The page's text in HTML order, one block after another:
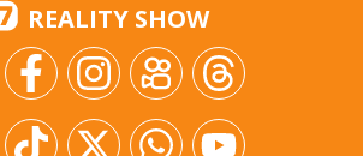
REALITY SHOW